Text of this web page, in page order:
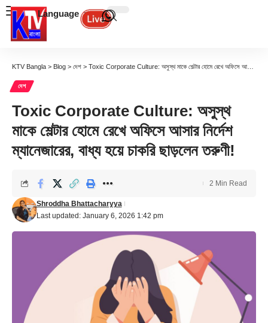
Language
KTV Bangla > Blog > দেশ > Toxic Corporate Culture: অসুস্থ মাকে শেল্টার হোমে রেখে অফিসে আসার নির্দেশ ম্যানেজারের, বাধ্য হয়ে চাকরি ছাড়লেন তরুণী!
দেশ
Toxic Corporate Culture: অসুস্থ
মাকে শেল্টার হোমে রেখে অফিসে আসার নির্দেশ
ম্যানেজারের, বাধ্য হয়ে চাকরি ছাড়লেন তরুণী!
Last updated: January 6, 2026 1:42 pm
Shroddha Bhattacharyya
2 Min Read